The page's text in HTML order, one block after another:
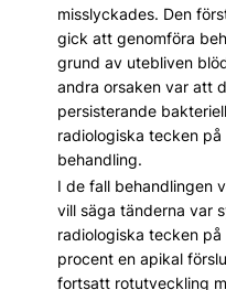
misslyckades. Den
gick att genomföra
grund av utebliven
andra orsaken var att
persisterande
radiologiska tecken
behandling.
I de fall behandlingen
vill säga tänderna var
radiologiska tecken
procent en apikal
fortsatt rotutveckling